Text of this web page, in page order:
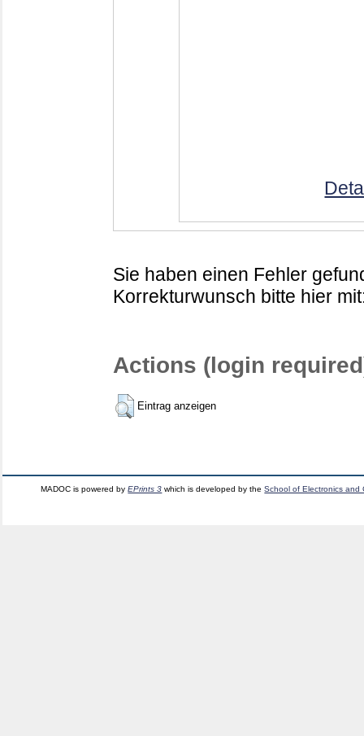
Sie haben einen Fehler
Korrekturwunsch bitte hier
Actions (login
Eintrag anzeigen
MADOC is powered byEPrints 3 which is developed by theSchool of Electronics and